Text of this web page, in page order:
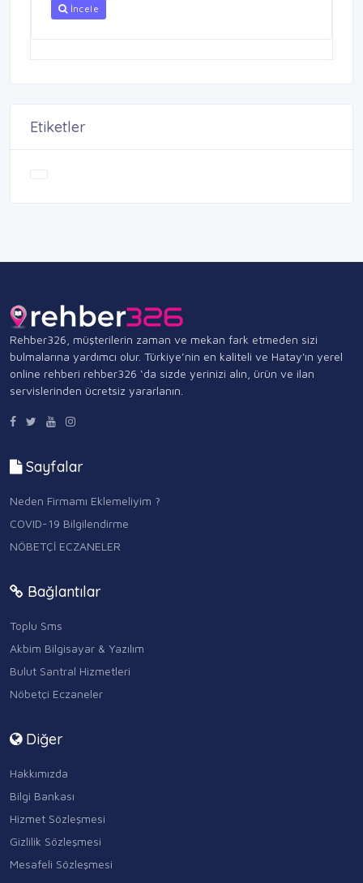
İncele
Etiketler
Rehber326, müşterilerin zaman ve mekan fark etmeden sizi
bulmalarına yardımcı olur. Türkiye’nin en kaliteli ve Hatay'ın yerel
online rehberi rehber326 ‘da sizde yerinizi alın, ürün ve ilan
servislerinden ücretsiz yararlanın.
Sayfalar
Neden Firmamı Eklemeliyim ?
COVID-19 Bilgilendirme
NÖBETÇİ ECZANELER
Bağlantılar
Toplu Sms
Akbim Bilgisayar & Yazılım
Bulut Santral Hizmetleri
Nöbetçi Eczaneler
Diğer
Hakkımızda
Bilgi Bankası
Hizmet Sözleşmesi
Gizlilik Sözleşmesi
Mesafeli Sözleşmesi